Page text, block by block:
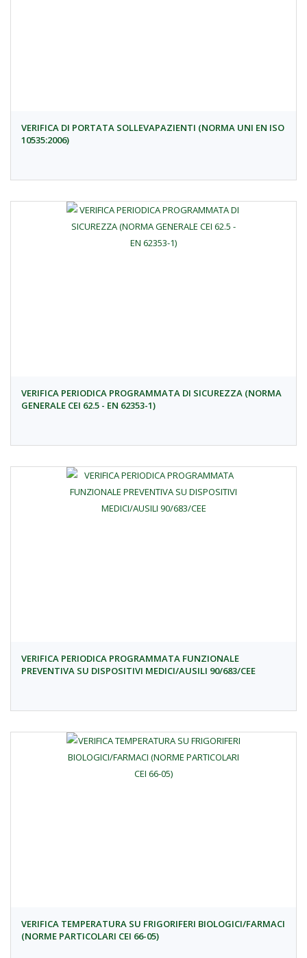
VERIFICA DI PORTATA SOLLEVAPAZIENTI (NORMA UNI EN ISO
10535:2006)
VERIFICA PERIODICA PROGRAMMATA DI SICUREZZA (NORMA
GENERALE CEI 62.5 - EN 62353-1)
VERIFICA PERIODICA PROGRAMMATA FUNZIONALE
PREVENTIVA SU DISPOSITIVI MEDICI/AUSILI 90/683/CEE
VERIFICA TEMPERATURA SU FRIGORIFERI BIOLOGICI/FARMACI
(NORME PARTICOLARI CEI 66-05)